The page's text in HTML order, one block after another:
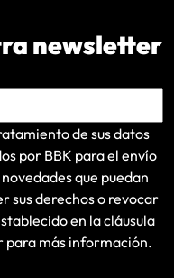
newsletter
de sus datos
por BBK para el envío
que puedan
sus derechos o revocar
en lacláusula
para más información.